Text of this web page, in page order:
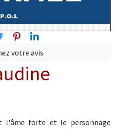
TwitterPinterest
Linkedin
votre avis
l'âme forte et le personnage